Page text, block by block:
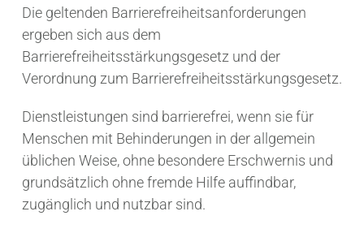
Die geltenden Barrierefreiheitsanforderungen
ergeben sich aus dem
Barrierefreiheitsstärkungsgesetz und der
Verordnung zum Barrierefreiheitsstärkungsgesetz.
Dienstleistungen sind barrierefrei, wenn sie für
Menschen mit Behinderungen in der allgemein
üblichen Weise, ohne besondere Erschwernis und
grundsätzlich ohne fremde Hilfe auffindbar,
zugänglich und nutzbar sind.